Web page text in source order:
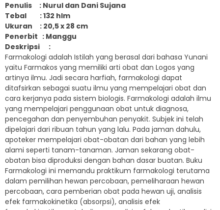
Penulis
: Nurul dan Dani Sujana
Tebal
: 132 hlm
Ukuran
: 20,5 x 28 cm
Penerbit : Manggu
Deskripsi
:
Farmakologi adalah Istilah yang berasal dari bahasa Yunani
yaitu Farmakos yang memiliki arti obat dan Logos yang
artinya ilmu. Jadi secara harfiah, farmakologi dapat
ditafsirkan sebagai suatu ilmu yang mempelajari obat dan
cara kerjanya pada sistem biologis. Farmakologi adalah ilmu
yang mempelajari penggunaan obat untuk diagnosa,
pencegahan dan penyembuhan penyakit. Subjek ini telah
dipelajari dari ribuan tahun yang lalu. Pada jaman dahulu,
apoteker mempelajari obat-obatan dari bahan yang lebih
alami seperti tanam-tanaman. Jaman sekarang obat-
obatan bisa diproduksi dengan bahan dasar buatan. Buku
Farmakologi ini memandu praktikum farmakologi terutama
dalam pemilihan hewan percobaan, pemeliharaan hewan
percobaan, cara pemberian obat pada hewan uji, analisis
efek farmakokinetika (absorpsi), analisis efek